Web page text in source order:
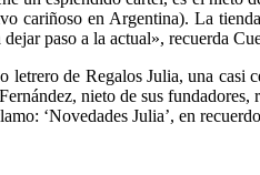
cariñoso en Argentina). La
paso a la actual», recuerda
de Regalos Julia, una
nieto de sus
‘Novedades Julia’, en